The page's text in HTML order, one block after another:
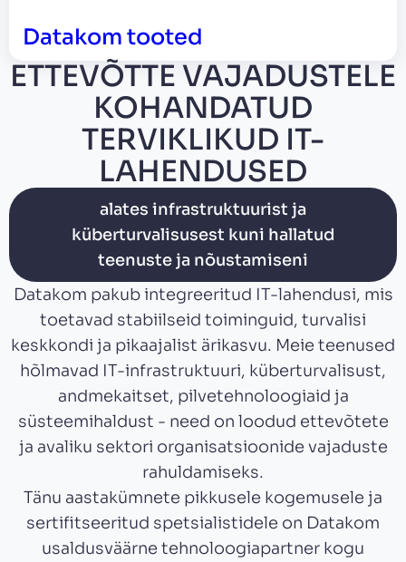
Datakom tooted
ETTEVÕTTE VAJADUSTELE
KOHANDATUD
TERVIKLIKUD IT-
LAHENDUSED
alates infrastruktuurist ja
küberturvalisusest kuni hallatud
teenuste ja nõustamiseni
Datakom pakub integreeritud IT-lahendusi, mis
toetavad stabiilseid toiminguid, turvalisi
keskkondi ja pikaajalist ärikasvu. Meie teenused
hõlmavad IT-infrastruktuuri, küberturvalisust,
andmekaitset, pilvetehnoloogiaid ja
süsteemihaldust - need on loodud ettevõtete
ja avaliku sektori organisatsioonide vajaduste
rahuldamiseks.
Tänu aastakümnete pikkusele kogemusele ja
sertifitseeritud spetsialistidele on Datakom
usaldusväärne tehnoloogiapartner kogu